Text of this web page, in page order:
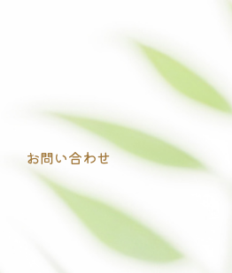
お問い合わせ